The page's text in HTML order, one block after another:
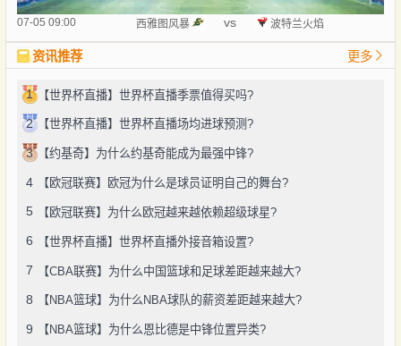
07-05 09:00 西雅图风暴 vs 波特兰火焰
资讯推荐 更多
1 【世界杯直播】世界杯直播季票值得买吗?
2 【世界杯直播】世界杯直播场均进球预测?
3 【约基奇】为什么约基奇能成为最强中锋?
4 【欧冠联赛】欧冠为什么是球员证明自己的舞台?
5 【欧冠联赛】为什么欧冠越来越依赖超级球星?
6 【世界杯直播】世界杯直播外接音箱设置?
7 【CBA联赛】为什么中国篮球和足球差距越来越大?
8 【NBA篮球】为什么NBA球队的薪资差距越来越大?
9 【NBA篮球】为什么恩比德是中锋位置异类?